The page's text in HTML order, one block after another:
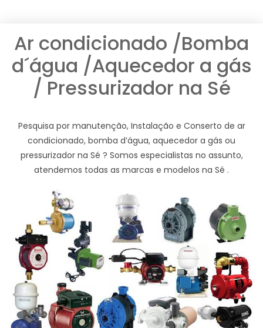
Ar condicionado /Bomba
d´água /Aquecedor a gás
/ Pressurizador na Sé
Pesquisa por manutenção, Instalação e Conserto de ar
condicionado, bomba d’água, aquecedor a gás ou
pressurizador na Sé ? Somos especialistas no assunto,
atendemos todas as marcas e modelos na Sé .